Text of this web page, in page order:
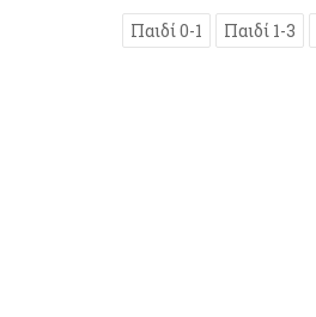
Παιδί 0-1 Παιδί 1-3